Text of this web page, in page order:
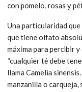
con pomelo, rosas y
Una particularidad
que tiene olfato
máxima para percibir
“cualquier té debe
llama Camelia
manzanilla o